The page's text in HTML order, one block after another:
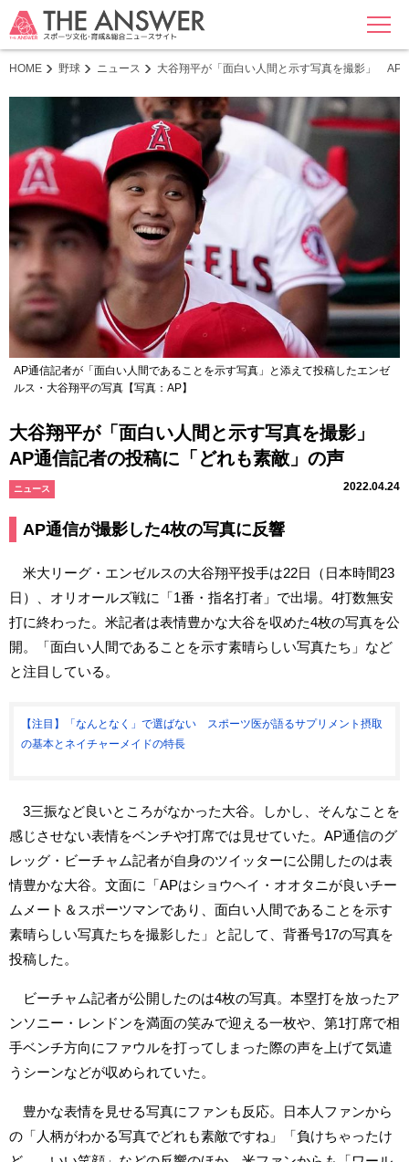
MENU
HOME 野球 ニュース 大谷翔平が「面白い人間と示す写真を撮影」 AP
AP通信記者が「面白い人間であることを示す写真」と添えて投稿したエンゼ
ルス・大谷翔平の写真【写真：AP】
大谷翔平が「面白い人間と示す写真を撮影」
AP通信記者の投稿に「どれも素敵」の声
ニュース 2022.04.24
AP通信が撮影した4枚の写真に反響
米大リーグ・エンゼルスの大谷翔平投手は22日（日本時間23
日）、オリオールズ戦に「1番・指名打者」で出場。4打数無安
打に終わった。米記者は表情豊かな大谷を収めた4枚の写真を公
開。「面白い人間であることを示す素晴らしい写真たち」など
と注目している。
【注目】「なんとなく」で選ばない スポーツ医が語るサプリメント摂取
の基本とネイチャーメイドの特長
3三振など良いところがなかった大谷。しかし、そんなことを
感じさせない表情をベンチや打席では見せていた。AP通信のグ
レッグ・ビーチャム記者が自身のツイッターに公開したのは表
情豊かな大谷。文面に「APはショウヘイ・オオタニが良いチー
ムメート＆スポーツマンであり、面白い人間であることを示す
素晴らしい写真たちを撮影した」と記して、背番号17の写真を
投稿した。
ビーチャム記者が公開したのは4枚の写真。本塁打を放ったア
ンソニー・レンドンを満面の笑みで迎える一枚や、第1打席で相
手ベンチ方向にファウルを打ってしまった際の声を上げて気遣
うシーンなどが収められていた。
豊かな表情を見せる写真にファンも反応。日本人ファンから
の「人柄がわかる写真でどれも素敵ですね」「負けちゃったけ